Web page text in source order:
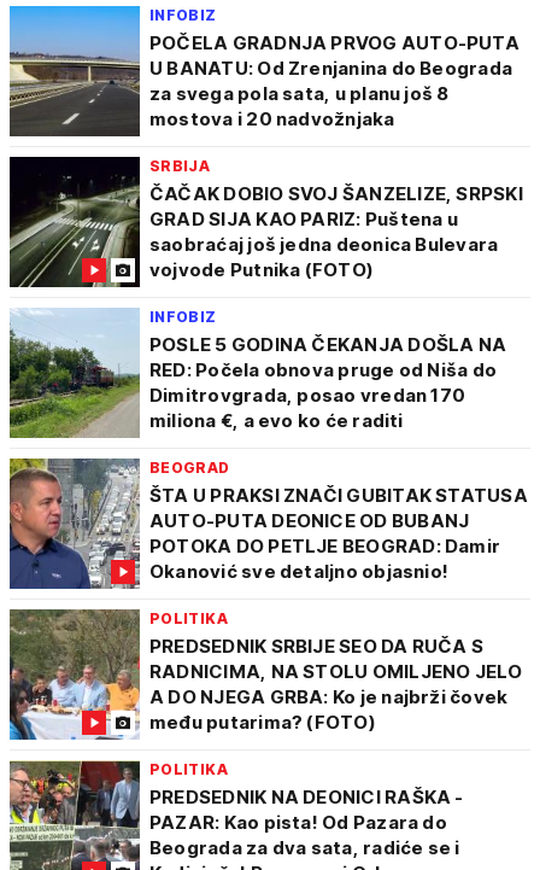
INFOBIZ
POČELA GRADNJA PRVOG AUTO-PUTA
U BANATU: Od Zrenjanina do Beograda
za svega pola sata, u planu još 8
mostova i 20 nadvožnjaka
SRBIJA
ČAČAK DOBIO SVOJ ŠANZELIZE, SRPSKI
GRAD SIJA KAO PARIZ: Puštena u
saobraćaj još jedna deonica Bulevara
vojvode Putnika (FOTO)
INFOBIZ
POSLE 5 GODINA ČEKANJA DOŠLA NA
RED: Počela obnova pruge od Niša do
Dimitrovgrada, posao vredan 170
miliona €, a evo ko će raditi
BEOGRAD
ŠTA U PRAKSI ZNAČI GUBITAK STATUSA
AUTO-PUTA DEONICE OD BUBANJ
POTOKA DO PETLJE BEOGRAD: Damir
Okanović sve detaljno objasnio!
POLITIKA
PREDSEDNIK SRBIJE SEO DA RUČA S
RADNICIMA, NA STOLU OMILJENO JELO
A DO NJEGA GRBA: Ko je najbrži čovek
među putarima? (FOTO)
POLITIKA
PREDSEDNIK NA DEONICI RAŠKA -
PAZAR: Kao pista! Od Pazara do
Beograda za dva sata, radiće se i